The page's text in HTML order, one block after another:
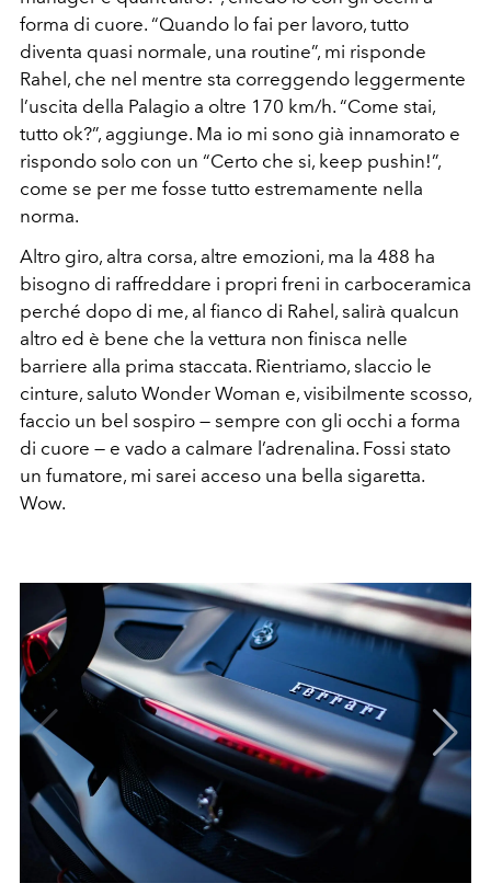
forma di cuore. “Quando lo fai per lavoro, tutto
diventa quasi normale, una routine”, mi risponde
Rahel, che nel mentre sta correggendo leggermente
l’uscita della Palagio a oltre 170 km/h. “Come stai,
tutto ok?”, aggiunge. Ma io mi sono già innamorato e
rispondo solo con un “Certo che si, keep pushin!”,
come se per me fosse tutto estremamente nella
norma.
Altro giro, altra corsa, altre emozioni, ma la 488 ha
bisogno di raffreddare i propri freni in carboceramica
perché dopo di me, al fianco di Rahel, salirà qualcun
altro ed è bene che la vettura non finisca nelle
barriere alla prima staccata. Rientriamo, slaccio le
cinture, saluto Wonder Woman e, visibilmente scosso,
faccio un bel sospiro — sempre con gli occhi a forma
di cuore — e vado a calmare l’adrenalina. Fossi stato
un fumatore, mi sarei acceso una bella sigaretta.
Wow.